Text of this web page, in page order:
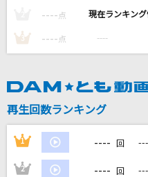
カラオケを
---- 点 ----
3 ---- 点 ----
再生回数ランキング
1 ---- 回
2 ---- 回